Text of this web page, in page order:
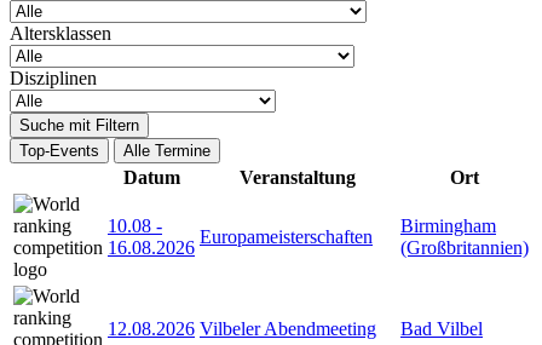
Altersklassen
Disziplinen
Suche mit Filtern
Top-Events
Alle Termine
Datum Veranstaltung Ort
10.08 -
16.08.2026
Europameisterschaften
Birmingham
(Großbritannien)
12.08.2026 Vilbeler Abendmeeting Bad Vilbel